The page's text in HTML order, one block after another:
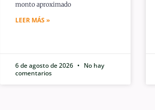
monto aproximado
LEER MÁS »
6 de agosto de 2026
No hay
comentarios